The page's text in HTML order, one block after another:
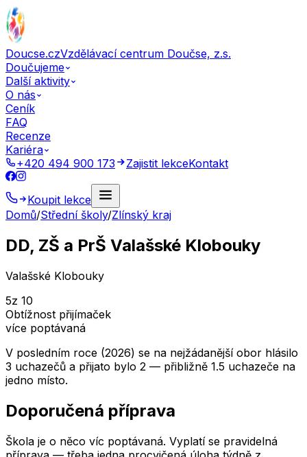
Doucse.czVzdělávací centrum Doučse, z.s.
Doučujeme
Další aktivity
O nás
Ceník
FAQ
Recenze
Kariéra
+420 494 900 173
Zajistit lekceKontakt
Koupit lekce
Domů/Střední školy/Zlínský kraj
DD, ZŠ a PrŠ Valašské Klobouky
Valašské Klobouky
5z 10
Obtížnost přijímaček
více poptávaná
V posledním roce (2026) se na nejžádanější obor hlásilo
3 uchazečů a přijato bylo 2 — přibližně 1.5 uchazeče na
jedno místo.
Doporučená příprava
Škola je o něco víc poptávaná. Vyplatí se pravidelná